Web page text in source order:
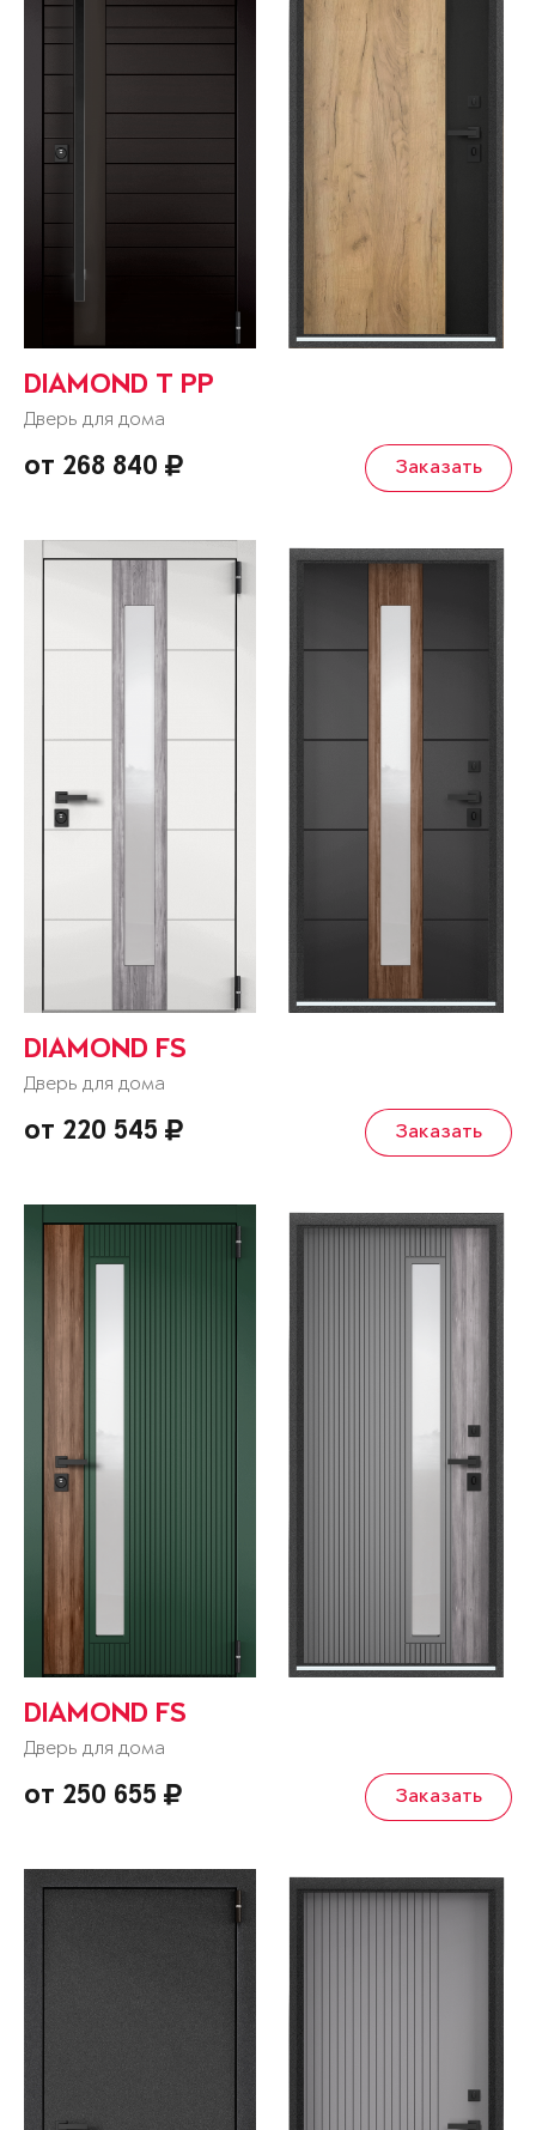
DIAMOND T РР
Дверь для дома
от 268 840 Заказать
DIAMOND FS
Дверь для дома
от 220 545 Заказать
DIAMOND FS
Дверь для дома
от 250 655 Заказать